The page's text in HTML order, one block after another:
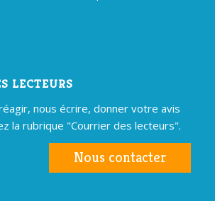
LECTEURS
nous écrire, donner votre avis
la rubrique "Courrier des lecteurs".
Nous contacter